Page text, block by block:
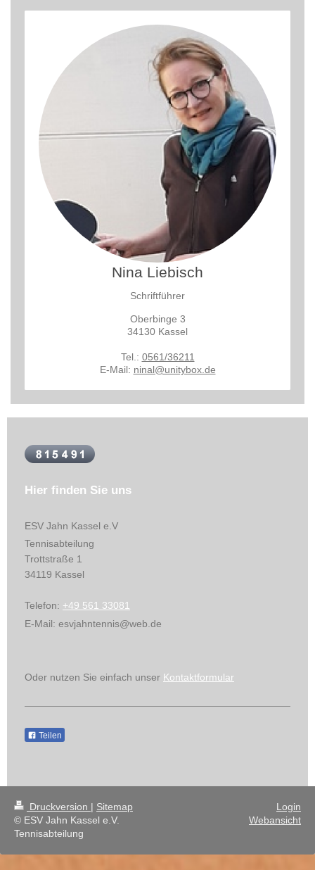
Nina Liebisch
Schriftführer
Oberbinge 3
34130 Kassel
Tel.: 0561/36211
E-Mail: ninal@unitybox.de
Hier finden Sie uns
ESV Jahn Kassel e.V
Tennisabteilung
Trottstraße 1
34119 Kassel
Telefon: +49 561 33081
E-Mail: esvjahntennis@web.de
Oder nutzen Sie einfach unser Kontaktformular
Teilen
Druckversion | Sitemap
© ESV Jahn Kassel e.V.
Tennisabteilung
Login
Webansicht